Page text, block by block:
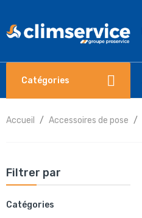
Catégories
Accueil Accessoires de pose
Filtrer par
Catégories